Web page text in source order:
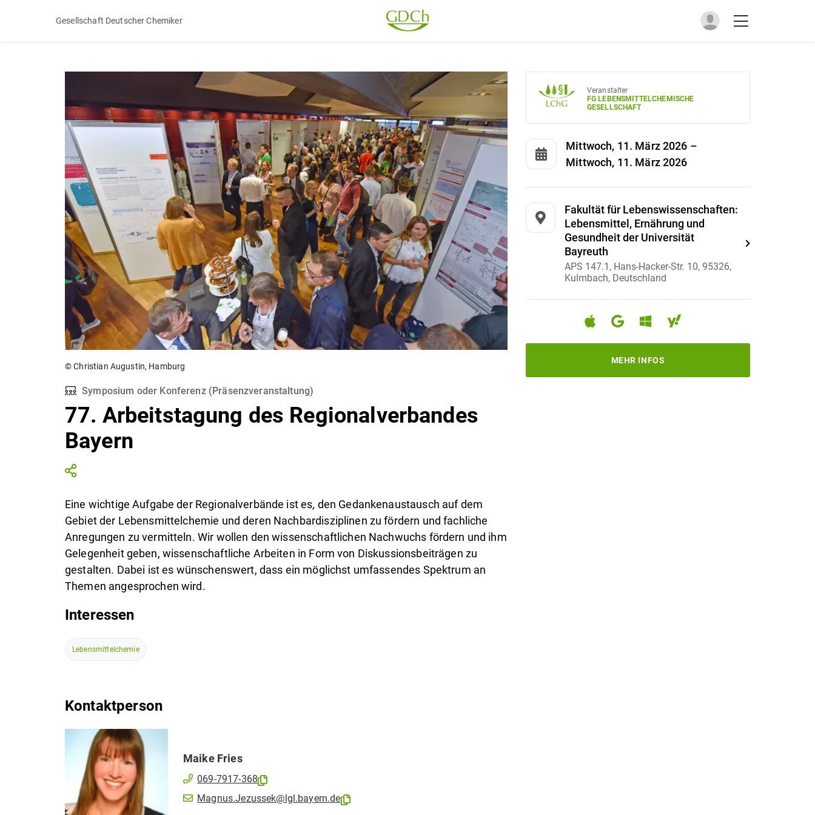
Gesellschaft Deutscher Chemiker
© Christian Augustin, Hamburg
Symposium oder Konferenz(Präsenzveranstaltung)
77. Arbeitstagung des Regionalverbandes
Bayern
Eine wichtige Aufgabe der Regionalverbände ist es, den Gedankenaustausch auf dem
Gebiet der Lebensmittelchemie und deren Nachbardisziplinen zu fördern und fachliche
Anregungen zu vermitteln. Wir wollen den wissenschaftlichen Nachwuchs fördern und ihm
Gelegenheit geben, wissenschaftliche Arbeiten in Form von Diskussionsbeiträgen zu
gestalten. Dabei ist es wünschenswert, dass ein möglichst umfassendes Spektrum an
Themen angesprochen wird.
Interessen
Lebensmittelchemie
Kontaktperson
Maike Fries
069-7917-368
Magnus.Jezussek@lgl.bayern.de
Veranstalter
FG LEBENSMITTELCHEMISCHE
GESELLSCHAFT
Mittwoch, 11. März 2026 –
Mittwoch, 11. März 2026
Fakultät für Lebenswissenschaften:
Lebensmittel, Ernährung und
Gesundheit der Universität
Bayreuth
APS 147.1, Hans-Hacker-Str. 10, 95326,
Kulmbach, Deutschland
MEHR INFOS